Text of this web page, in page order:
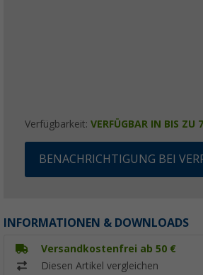
Verfügbarkeit: VERFÜGBAR IN BIS ZU
BENACHRICHTIGUNG BEI
INFORMATIONEN & DOWNLOADS
Versandkostenfrei ab 50 €
Diesen Artikel vergleichen